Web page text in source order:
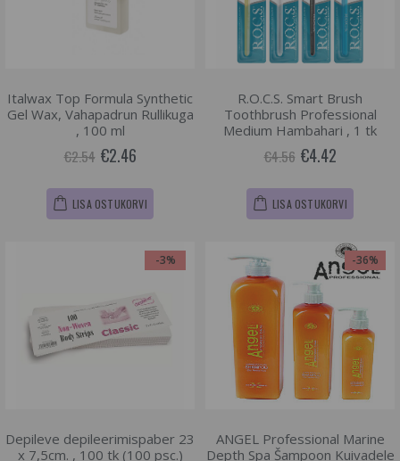
Italwax Top Formula Synthetic
Gel Wax, Vahapadrun Rullikuga
, 100 ml
€2.54 €2.46
LISA OSTUKORVI
R.O.C.S. Smart Brush
Toothbrush Professional
Medium Hambahari , 1 tk
€4.56 €4.42
LISA OSTUKORVI
-3%
Depileve depileerimispaber 23
x 7,5cm. , 100 tk (100 psc.)
-36%
ANGEL Professional Marine
Depth Spa Šampoon Kuivadele